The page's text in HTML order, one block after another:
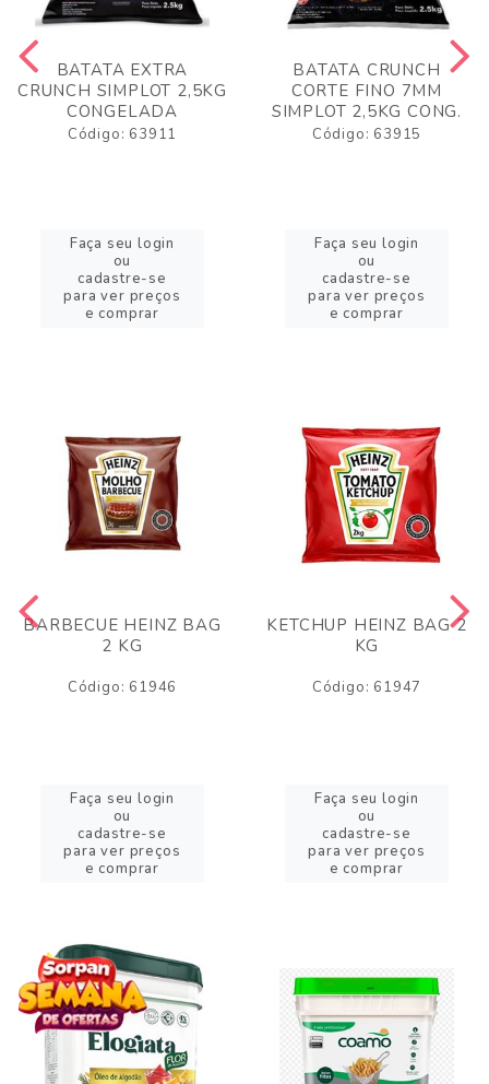
BATATA EXTRA
CRUNCH SIMPLOT 2,5KG
CONGELADA
Código: 63911
Faça seu login
ou
cadastre-se
para ver preços
e comprar
BATATA CRUNCH
CORTE FINO 7MM
SIMPLOT 2,5KG CONG.
Código: 63915
Faça seu login
ou
cadastre-se
para ver preços
e comprar
BARBECUE HEINZ BAG
2 KG
Código: 61946
Faça seu login
ou
cadastre-se
para ver preços
e comprar
KETCHUP HEINZ BAG 2
KG
Código: 61947
Faça seu login
ou
cadastre-se
para ver preços
e comprar